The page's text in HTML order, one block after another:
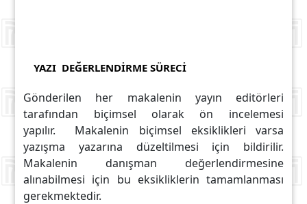
YAZI DEĞERLENDİRME SÜRECİ
Gönderilen her makalenin yayın editörleri
tarafından biçimsel olarak ön incelemesi
yapılır. Makalenin biçimsel eksiklikleri varsa
yazışma yazarına düzeltilmesi için bildirilir.
Makalenin danışman değerlendirmesine
alınabilmesi için bu eksikliklerin tamamlanması
gerekmektedir.